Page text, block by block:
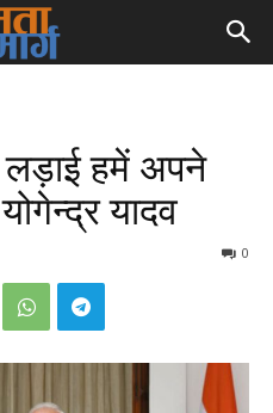
हमें अपने
यादव
0